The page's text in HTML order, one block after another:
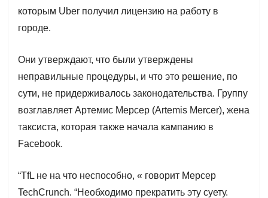
которым Uber получил лицензию на работу в
городе.
Они утверждают, что были утверждены
неправильные процедуры, и что это решение, по
сути, не придерживалось законодательства. Группу
возглавляет Артемис Мерсер (Artemis Mercer), жена
таксиста, которая также начала кампанию в
Facebook.
“TfL не на что неспособно, « говорит Мерсер
TechCrunch. “Необходимо прекратить эту суету.